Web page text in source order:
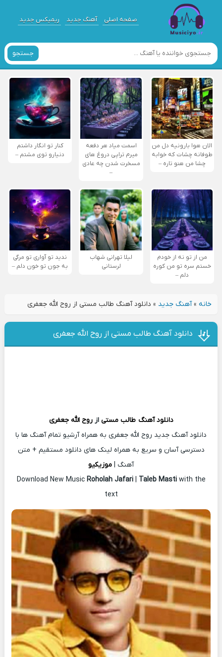
صفحه اصلی آهنگ جدید ریمیکس جدید
جستجو
الان هوا بارونیه دل من
طوفانه چشات که خوابه
چشا من هنو تاره –
اسمت میاد هر دفعه
میرم تراپی دروغ‌ های
مسخرت شدن چه عادی
–
کنار تو انگار داشتم
دنیارو توی مشتم –
من از تو نه از خودم
خستم سره تو من کوره
دلم –
لیلا تهرانی شهاب
لرستانی
ندید تو آواری تو مرگی
به جون تو خون دلم –
خانه»آهنگ جدید » دانلود آهنگ طالب مستی از روح الله جعفری
دانلود آهنگ طالب مستی از روح الله جعفری
دانلود آهنگ طالب مستی ازروح الله جعفری
دانلود آهنگ جدید روح الله جعفری به همراه آرشیو تمام آهنگ ها با
دسترسی آسان و سریع به همراه لینک های دانلود مستقیم + متن
آهنگ | موزیکیو
Download New Music Roholah Jafari| Taleb Masti with the
text